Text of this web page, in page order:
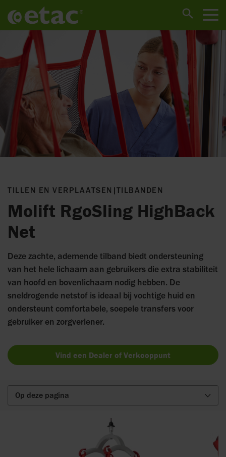
TILLEN EN VERPLAATSEN |TILBANDEN
Molift RgoSling HighBack
Net
Deze zachte, ademende tilband biedt ondersteuning
van het hele lichaam aan gebruikers die extra stabiliteit
van hoofd en bovenlichaam nodig hebben. De
sneldrogende netstof is ideaal bij vochtige huid en
ondersteunt comfortabele, soepele transfers voor
gebruiker en zorgverlener.
Vind een Dealer of Verkooppunt
Op deze pagina